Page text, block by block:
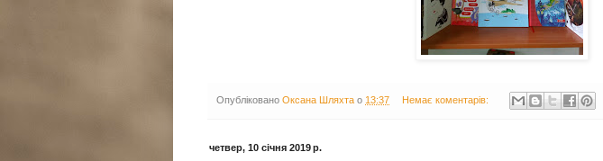
Опубліковано Оксана Шляхта о 13:37 Немає коментарів:
четвер, 10 січня 2019 р.